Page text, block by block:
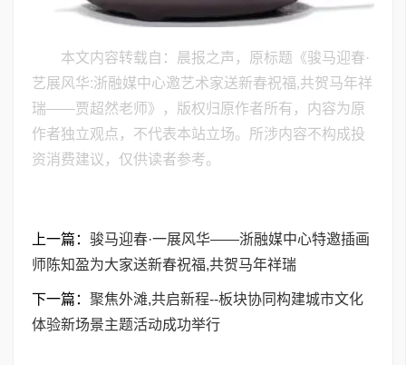
本文内容转载自：晨报之声，原标题《骏马迎春·
艺展风华:浙融媒中心邀艺术家送新春祝福,共贺马年祥
瑞——贾超然老师》，版权归原作者所有，内容为原
作者独立观点，不代表本站立场。所涉内容不构成投
资消费建议，仅供读者参考。
上一篇： 骏马迎春·一展风华——浙融媒中心特邀插画
师陈知盈为大家送新春祝福,共贺马年祥瑞
下一篇： 聚焦外滩,共启新程--板块协同构建城市文化
体验新场景主题活动成功举行